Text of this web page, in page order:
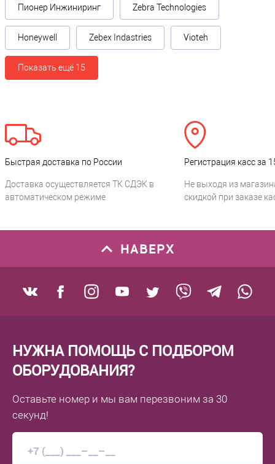
Пионер Инжиниринг Zebra Technologies
Honeywell Zebex Indastries Vioteh
Показать ещё 15
Быстрая доставка по России
Доставка осуществляется ТК СДЭК в
автоматическом режиме
Регистрация касс за
Не выходя из
скидкой при заказе
НАВЕРХ
НУЖНА ПОМОЩЬ С ПОДБОРОМ
ОБОРУДОВАНИЯ?
Оставьте номер и мы вам перезвоним за 30
секунд!